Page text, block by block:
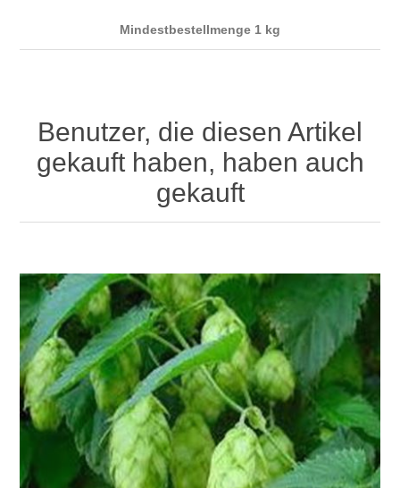
Mindestbestellmenge 1 kg
Benutzer, die diesen Artikel
gekauft haben, haben auch
gekauft